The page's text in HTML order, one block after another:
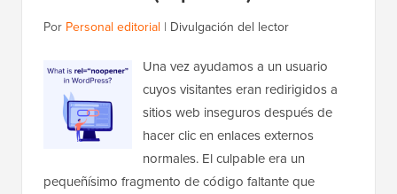
Por Personal editorial | Divulgación del lector
Una vez ayudamos a un usuario
cuyos visitantes eran redirigidos a
sitios web inseguros después de
hacer clic en enlaces externos
normales. El culpable era un
pequeñísimo fragmento de código faltante que